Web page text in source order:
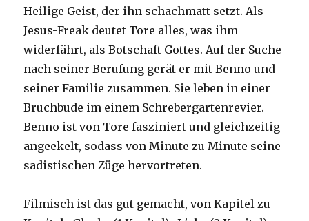
Heilige Geist, der ihn schachmatt setzt. Als
Jesus-Freak deutet Tore alles, was ihm
widerfährt, als Botschaft Gottes. Auf der Suche
nach seiner Berufung gerät er mit Benno und
seiner Familie zusammen. Sie leben in einer
Bruchbude im einem Schrebergartenrevier.
Benno ist von Tore fasziniert und gleichzeitig
angeekelt, sodass von Minute zu Minute seine
sadistischen Züge hervortreten.
Filmisch ist das gut gemacht, von Kapitel zu